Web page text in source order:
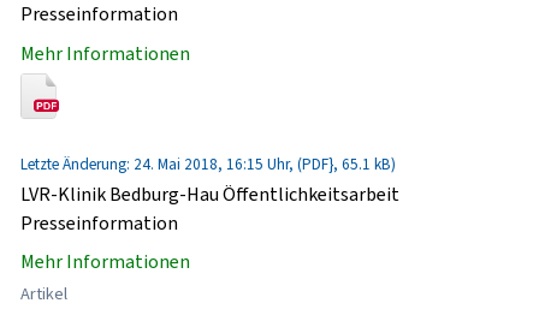
Presseinformation
Mehr Informationen
Letzte Änderung: 24. Mai 2018, 16:15 Uhr, (PDF}, 65.1 kB)
LVR-Klinik Bedburg-Hau Öffentlichkeitsarbeit
Presseinformation
Mehr Informationen
Artikel